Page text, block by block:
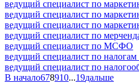
ведущий специалист по
ведущий специалист по
ведущий специалист по
ведущий специалист по
ведущий специалист по МСФО
ведущий специалист по налогам
ведущий специалист по
В начало678910...19дальше